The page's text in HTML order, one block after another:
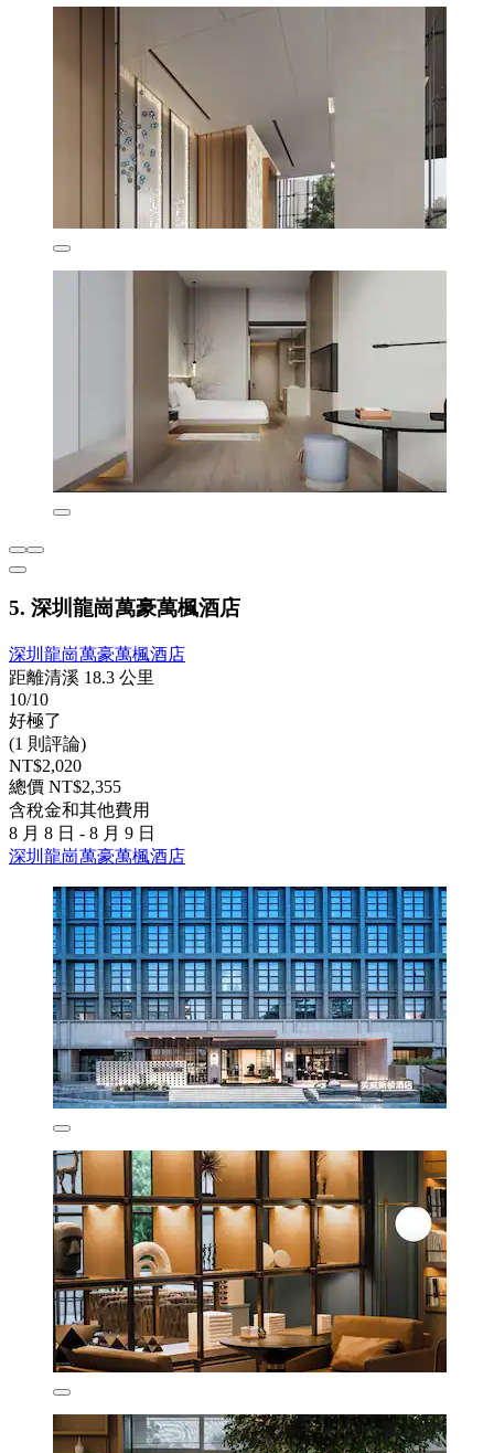
5. 深圳龍崗萬豪萬楓酒店
深圳龍崗萬豪萬楓酒店
距離清溪 18.3 公里
10/10
好極了
(1 則評論)
NT$2,020
總價 NT$2,355
含稅金和其他費用
8 月 8 日 - 8 月 9 日
深圳龍崗萬豪萬楓酒店